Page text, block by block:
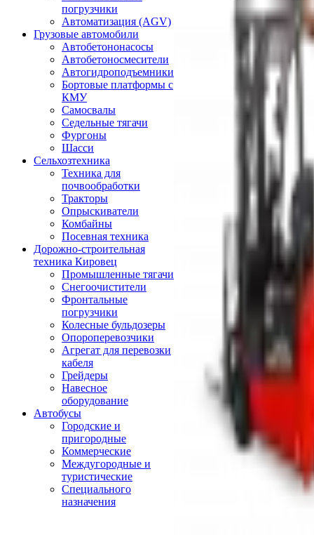
погрузчики
Автоматизация (AGV)
Грузовые автомобили
Автобетононасосы
Автобетоносмесители
Автогидроподъемники
Бортовые платформы с
КМУ
Самосвалы
Седельные тягачи
Фургоны
Шасси
Сельхозтехника
Техника для
почвообработки
Тракторы
Опрыскиватели
Комбайны
Посевная техника
Дорожно-строительная
техника Кировец
Промышленные тягачи
Снегоочистители
Фронтальные
погрузчики
Колесные бульдозеры
Опороперевозчики
Агрегат для перевозки
кабеля
Грейдеры
Навесное
оборудование
Автобусы
Городские и
пригородные
Коммерческие
Междугородные и
туристические
Специального
назначения